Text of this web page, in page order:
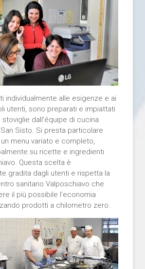
individualmente alle esigenze e ai
utenti, sono preparati e impiattati
dall’équipe di cucina
San Sisto. Si presta particolare
menu variato e completo,
su ricette e ingredienti
Questa scelta è
gradita dagli utenti e rispetta la
sanitario Valposchiavo che
il più possibile l’economia
prodotti a chilometro zero.